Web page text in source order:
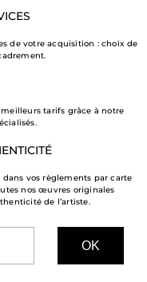
de votre acquisition : choix de
tarifs grâce à notre
vos règlements par carte
nos œuvres originales
de l’artiste.
OK